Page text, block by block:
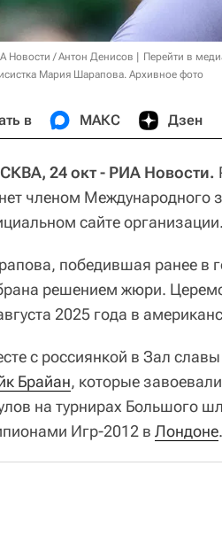
Новости / Антон Денисов
Перейти в
Мария Шарапова. Архивное фото
в МАКС Дзен
24 окт - РИА Новости.
членом Международного
сайте организации.
победившая ранее в
решением жюри.
2025 года в
с россиянкой в Зал
Брайан, которые
на турнирах Большого
Игр-2012 в Лондоне.